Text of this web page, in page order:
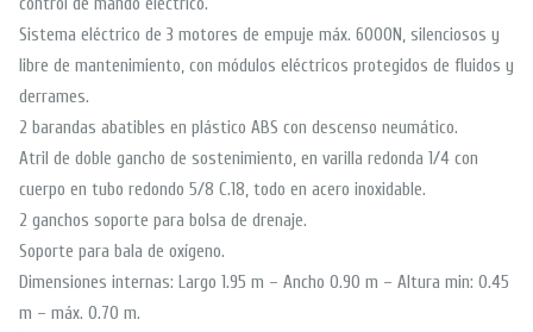
control de mando eléctrico.
Sistema eléctrico de 3 motores de empuje máx. 6000N, silenciosos y
libre de mantenimiento, con módulos eléctricos protegidos de fluidos y
derrames.
2 barandas abatibles en plástico ABS con descenso neumático.
Atril de doble gancho de sostenimiento, en varilla redonda 1/4 con
cuerpo en tubo redondo 5/8 C.18, todo en acero inoxidable.
2 ganchos soporte para bolsa de drenaje.
Soporte para bala de oxígeno.
Dimensiones internas: Largo 1.95 m – Ancho 0.90 m – Altura min: 0.45
m – máx. 0.70 m.